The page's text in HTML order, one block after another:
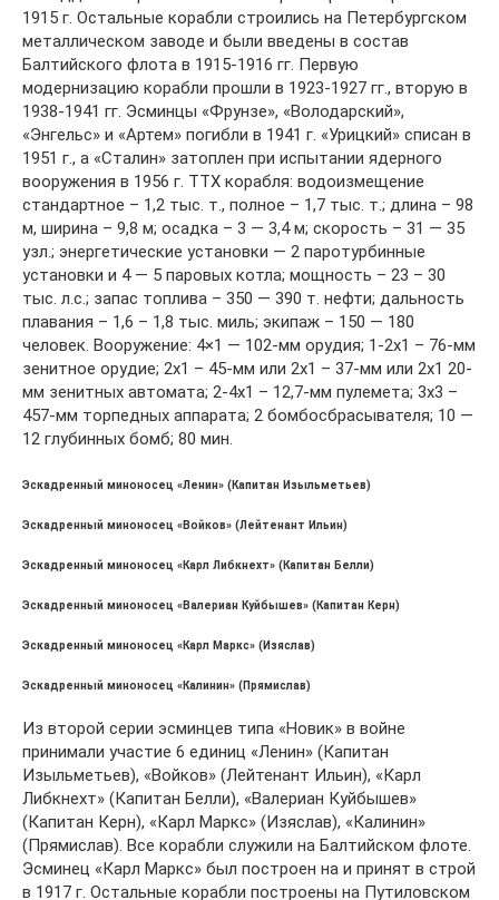
1915 г. Остальные корабли строились на Петербургском
металлическом заводе и были введены в состав
Балтийского флота в 1915-1916 гг. Первую
модернизацию корабли прошли в 1923-1927 гг., вторую в
1938-1941 гг. Эсминцы «Фрунзе», «Володарский»,
«Энгельс» и «Артем» погибли в 1941 г. «Урицкий» списан в
1951 г., а «Сталин» затоплен при испытании ядерного
вооружения в 1956 г. ТТХ корабля: водоизмещение
стандартное – 1,2 тыс. т., полное – 1,7 тыс. т.; длина – 98
м, ширина – 9,8 м; осадка – 3 — 3,4 м; скорость – 31 — 35
узл.; энергетические установки — 2 паротурбинные
установки и 4 — 5 паровых котла; мощность – 23 – 30
тыс. л.с.; запас топлива – 350 — 390 т. нефти; дальность
плавания – 1,6 – 1,8 тыс. миль; экипаж – 150 — 180
человек. Вооружение: 4×1 — 102-мм орудия; 1-2х1 – 76-мм
зенитное орудие; 2х1 – 45-мм или 2х1 – 37-мм или 2х1 20-
мм зенитных автомата; 2-4х1 – 12,7-мм пулемета; 3х3 –
457-мм торпедных аппарата; 2 бомбосбрасывателя; 10 —
12 глубинных бомб; 80 мин.
Эскадренный миноносец «Ленин» (Капитан Изыльметьев)
Эскадренный миноносец «Войков» (Лейтенант Ильин)
Эскадренный миноносец «Карл Либкнехт» (Капитан Белли)
Эскадренный миноносец «Валериан Куйбышев» (Капитан Керн)
Эскадренный миноносец «Карл Маркс» (Изяслав)
Эскадренный миноносец «Калинин» (Прямислав)
Из второй серии эсминцев типа «Новик» в войне
принимали участие 6 единиц «Ленин» (Капитан
Изыльметьев), «Войков» (Лейтенант Ильин), «Карл
Либкнехт» (Капитан Белли), «Валериан Куйбышев»
(Капитан Керн), «Карл Маркс» (Изяслав), «Калинин»
(Прямислав). Все корабли служили на Балтийском флоте.
Эсминец «Карл Маркс» был построен на и принят в строй
в 1917 г. Остальные корабли построены на Путиловском